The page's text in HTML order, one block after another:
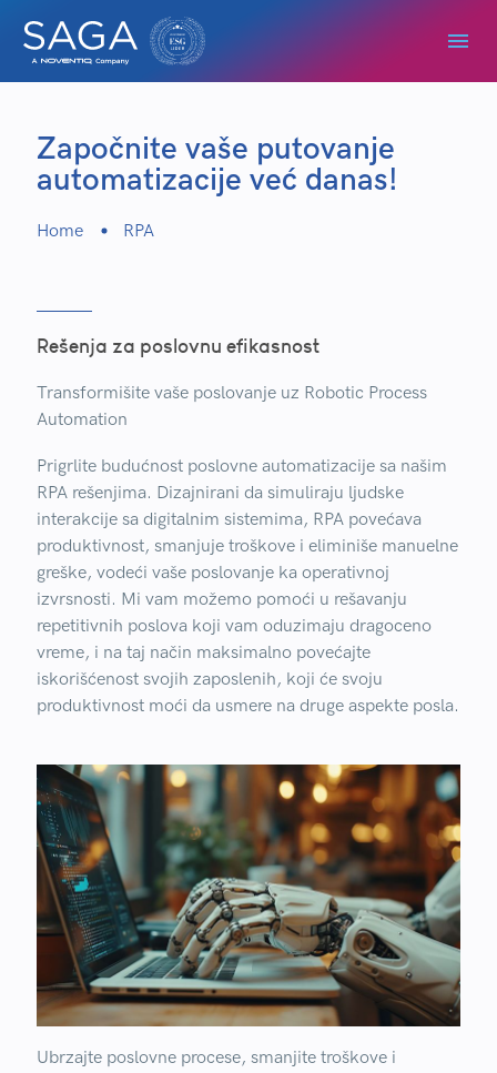
Započnite vaše putovanje
automatizacije već danas!
Home RPA
Rešenja za poslovnu efikasnost
Transformišite vaše poslovanje uz Robotic Process
Automation
Prigrlite budućnost poslovne automatizacije sa našim
RPA rešenjima. Dizajnirani da simuliraju ljudske
interakcije sa digitalnim sistemima, RPA povećava
produktivnost, smanjuje troškove i eliminiše manuelne
greške, vodeći vaše poslovanje ka operativnoj
izvrsnosti. Mi vam možemo pomoći u rešavanju
repetitivnih poslova koji vam oduzimaju dragoceno
vreme, i na taj način maksimalno povećajte
iskorišćenost svojih zaposlenih, koji će svoju
produktivnost moći da usmere na druge aspekte posla.
Ubrzajte poslovne procese, smanjite troškove i